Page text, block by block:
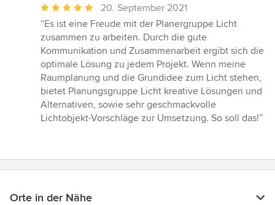
Durchschnittliche
Bewertung:
5
von
5
Sternen
20. September 2021
“Es ist eine Freude mit der Planergruppe Licht
zusammen zu arbeiten. Durch die gute
Kommunikation und Zusammenarbeit ergibt sich die
optimale Lösung zu jedem Projekt. Wenn meine
Raumplanung und die Grundidee zum Licht stehen,
bietet Planungsgruppe Licht kreative Lösungen und
Alternativen, sowie sehr geschmackvolle
Lichtobjekt-Vorschläge zur Umsetzung. So soll das!”
Orte in der Nähe